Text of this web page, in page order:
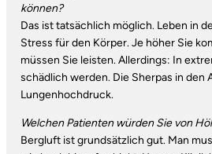
können?
Das ist tatsächlich möglich. Leben in
Stress für den Körper. Je höher Sie
müssen Sie leisten. Allerdings: In
schädlich werden. Die Sherpas in den
Lungenhochdruck.
Welchen Patienten würden Sie von
Bergluft ist grundsätzlich gut. Man